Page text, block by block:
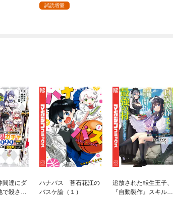
試読増量
間達にダ
で殺され
ハナバス 苔石花江の
バスケ論（１）
追放された転生王子、
『自動製作』スキルで